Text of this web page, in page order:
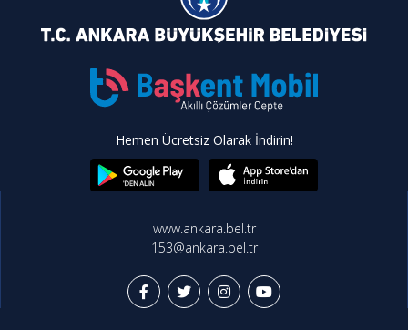
Hemen Ücretsiz Olarak İndirin!
www.ankara.bel.tr
153@ankara.bel.tr